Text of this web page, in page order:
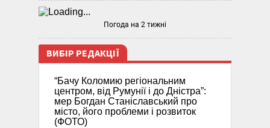
Погода на 2 тижні
ВИБІР РЕДАКЦІЇ
“Бачу Коломию регіональним
центром, від Румунії і до Дністра”:
мер Богдан Станіславський про
місто, його проблеми і розвиток
(ФОТО)